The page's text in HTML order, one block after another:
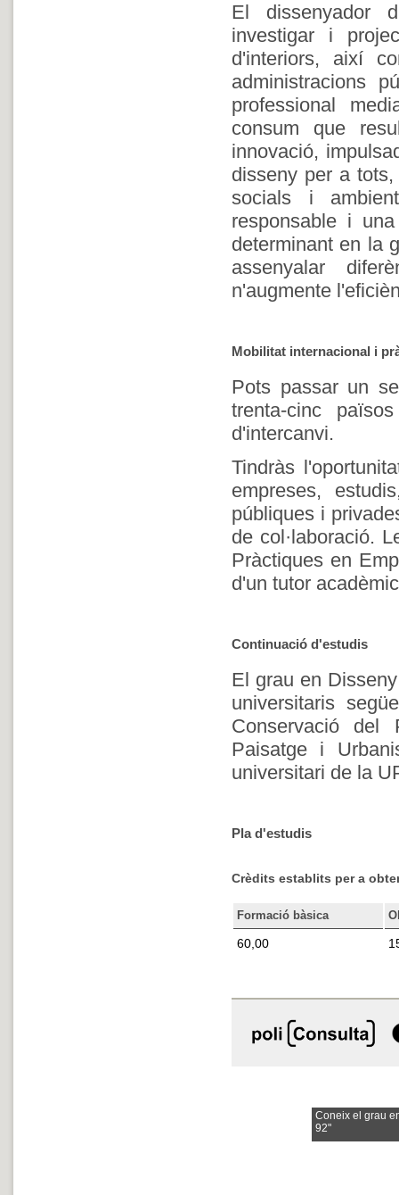
El dissenyador
investigar i
d'interiors, així
administracions
professional
consum que
innovació,
disseny per a
socials i
responsable i
determinant en la
assenyalar
n'augmente
Mobilitat internacional i
Pots passar un
trenta-cinc
d'intercanvi.
Tindràs
empreses,
públiques i
de col·laboració.
Pràctiques en
d'un tutor
Continuació d'estudis
El grau en
universitaris
Conservació del
Paisatge i
universitari de la
Pla d'estudis
Crèdits establits per a
Formació bàsica
60,00
Coneix el grau
92"